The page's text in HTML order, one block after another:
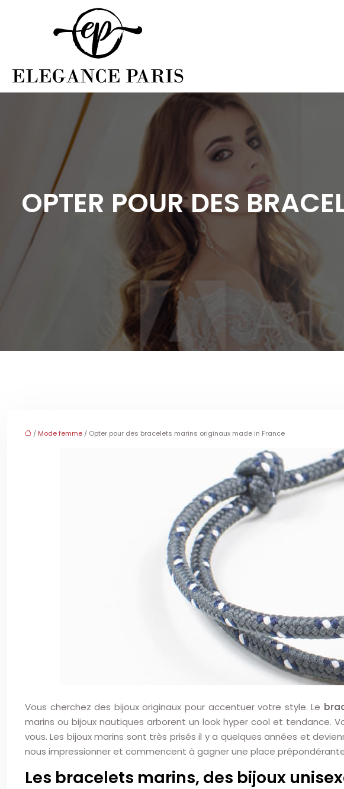
OPTER POUR DES
/ Mode femme / Opter pour des bracelets marins originaux made in France
Vous cherchez des bijoux originaux pour accentuer votre style. Le
marins ou bijoux nautiques arborent un look hyper cool et tendance.
vous. Les bijoux marins sont très prisés il y a quelques années et
nous impressionner et commencent à gagner une place
Les bracelets marins, des bijoux